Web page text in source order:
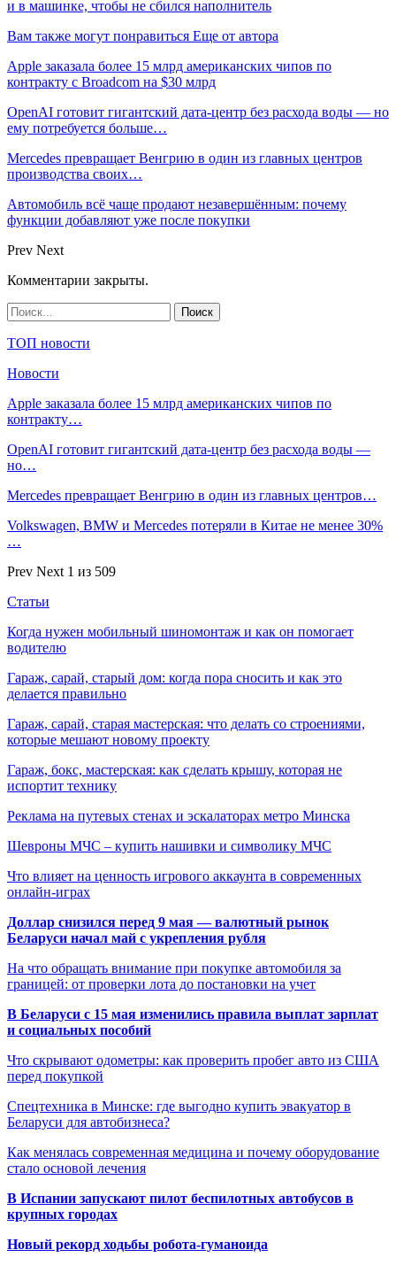
и в машинке, чтобы не сбился наполнитель
Вам также могут понравиться Еще от автора
Apple заказала более 15 млрд американских чипов по
контракту с Broadcom на $30 млрд
OpenAI готовит гигантский дата-центр без расхода воды — но
ему потребуется больше…
Mercedes превращает Венгрию в один из главных центров
производства своих…
Автомобиль всё чаще продают незавершённым: почему
функции добавляют уже после покупки
Prev Next
Комментарии закрыты.
ТОП новости
Новости
Apple заказала более 15 млрд американских чипов по
контракту…
OpenAI готовит гигантский дата-центр без расхода воды —
но…
Mercedes превращает Венгрию в один из главных центров…
Volkswagen, BMW и Mercedes потеряли в Китае не менее 30%
…
Prev Next 1 из 509
Статьи
Когда нужен мобильный шиномонтаж и как он помогает
водителю
Гараж, сарай, старый дом: когда пора сносить и как это
делается правильно
Гараж, сарай, старая мастерская: что делать со строениями,
которые мешают новому проекту
Гараж, бокс, мастерская: как сделать крышу, которая не
испортит технику
Реклама на путевых стенах и эскалаторах метро Минска
Шевроны МЧС – купить нашивки и символику МЧС
Что влияет на ценность игрового аккаунта в современных
онлайн-играх
Доллар снизился перед 9 мая — валютный рынок
Беларуси начал май с укрепления рубля
На что обращать внимание при покупке автомобиля за
границей: от проверки лота до постановки на учет
В Беларуси с 15 мая изменились правила выплат зарплат
и социальных пособий
Что скрывают одометры: как проверить пробег авто из США
перед покупкой
Спецтехника в Минске: где выгодно купить эвакуатор в
Беларуси для автобизнеса?
Как менялась современная медицина и почему оборудование
стало основой лечения
В Испании запускают пилот беспилотных автобусов в
крупных городах
Новый рекорд ходьбы робота-гуманоида